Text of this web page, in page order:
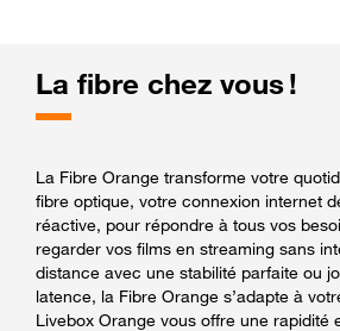
La fibre chez vous !
La Fibre Orange transforme votre
fibre optique, votre connexion internet
réactive, pour répondre à tous vos
regarder vos films en streaming sans
distance avec une stabilité parfaite ou
latence, la Fibre Orange s’adapte à
Livebox Orange vous offre une rapidité